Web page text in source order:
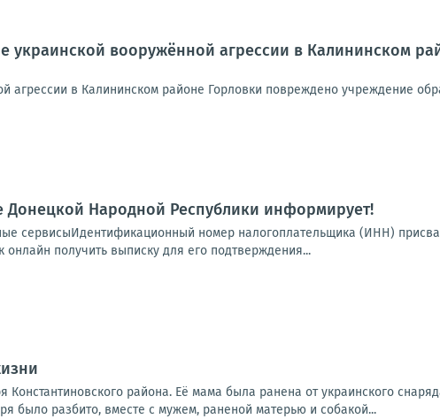
украинской вооружённой агрессии в Калининском
агрессии в Калининском районе Горловки повреждено учреждение
Донецкой Народной Республики информирует!
сервисыИдентификационный номер налогоплательщика (ИНН)
получить выписку для его подтверждения...
района. Её мама была ранена от украинского
было разбито, вместе с мужем, раненой матерью и собакой...